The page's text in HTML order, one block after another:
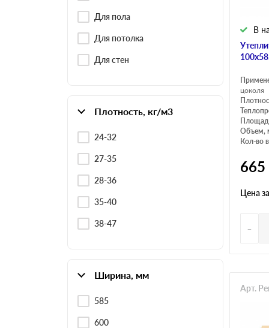
Для пола
Для потолка
Для стен
Плотность, кг/м3
24-32
27-35
28-36
35-40
38-47
Ширина, мм
585
600
В
цоколя
Объем,
Кол-во
665
Цена за
-
Арт.